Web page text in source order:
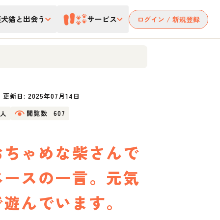
猫と出会う サービス ログイン / 新規登録
更新日: 2025年07月14日
閲覧数 607
ゃめな柴さんで
スの一言。元気
んでいます。